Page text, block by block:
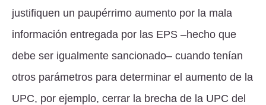
justifiquen un paupérrimo aumento por la mala
información entregada por las EPS –hecho que
debe ser igualmente sancionado– cuando tenían
otros parámetros para determinar el aumento de la
UPC, por ejemplo, cerrar la brecha de la UPC del